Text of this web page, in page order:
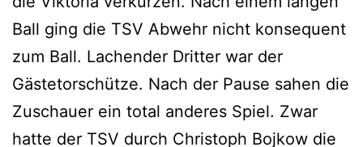
Ball ging die TSV Abwehr nicht konsequent
zum Ball. Lachender Dritter war der
Gästetorschütze. Nach der Pause sahen die
Zuschauer ein total anderes Spiel. Zwar
hatte der TSV durch Christoph Bojkow die